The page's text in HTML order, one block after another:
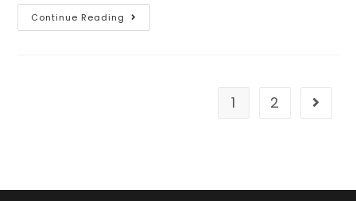
Continue Reading
1 2